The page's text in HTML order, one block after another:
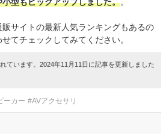
サイトの最新人気ランキングもあるの
てチェックしてみてください。
ています。2024年11月11日に記事を更新しました
ーカー #AVアクセサリ